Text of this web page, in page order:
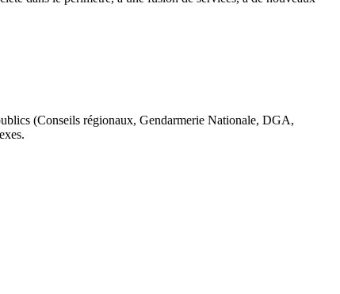
(Conseils régionaux, Gendarmerie Nationale, DGA,